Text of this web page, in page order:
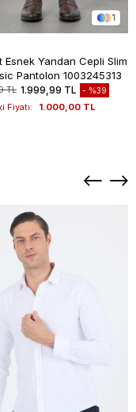
1
Esnek Yandan Cepli Slim
Pantolon 1003245313
TL 1.999,99 TL %39
Fiyatı: 1.000,00 TL